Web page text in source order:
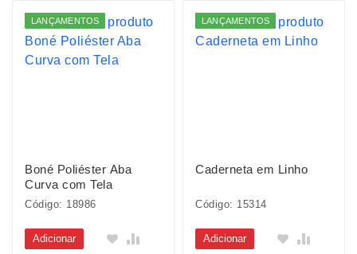
LANÇAMENTOS
Boné Poliéster Aba
Curva com Tela
Código: 18986
Adicionar
LANÇAMENTOS
Caderneta em Linho
Código: 15314
Adicionar